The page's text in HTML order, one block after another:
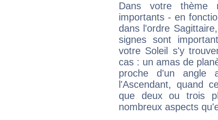
Dans votre thème
importants - en
dans l'ordre
signes sont
votre Soleil s'y
cas : un amas de
proche d'un
l'Ascendant, quand
que deux ou trois
nombreux aspects